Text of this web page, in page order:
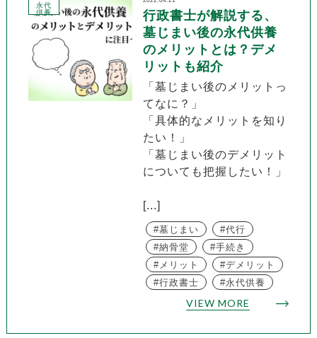
永代
供養
行政書士が解説する、
墓じまい後の永代供養
のメリットとは？デメ
リットも紹介
「墓じまい後のメリットっ
てなに？」
「具体的なメリットを知り
たい！」
「墓じまい後のデメリット
についても把握したい！」
[...]
墓じまい
代行
納骨堂
手続き
メリット
デメリット
行政書士
永代供養
VIEW MORE